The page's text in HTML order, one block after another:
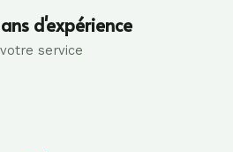
d'expérience
service